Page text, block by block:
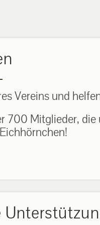
Vereins und
700 Mitglieder,